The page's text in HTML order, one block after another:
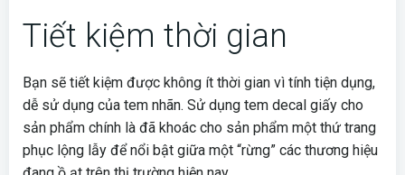
Tiết kiệm thời gian
Bạn sẽ tiết kiệm được không ít thời gian vì tính tiện dụng,
dễ sử dụng của tem nhãn. Sử dụng tem decal giấy cho
sản phẩm chính là đã khoác cho sản phẩm một thứ trang
phục lộng lẫy để nổi bật giữa một “rừng” các thương hiệu